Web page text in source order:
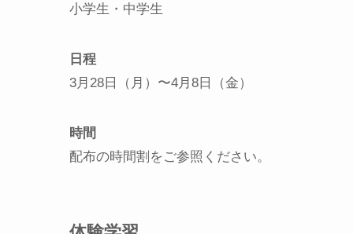
小学生・中学生
日程
3月28日（月）〜4月8日（金）
時間
配布の時間割をご参照ください。